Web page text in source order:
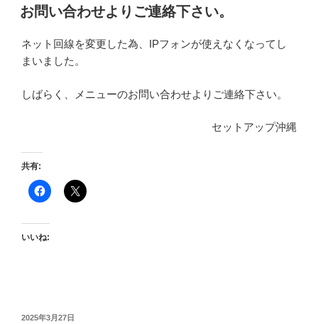
稿
日:
お問い合わせよりご連絡下さい。
ネット回線を変更した為、IPフォンが使えなくなってし
まいました。
しばらく、メニューのお問い合わせよりご連絡下さい。
セットアップ沖縄
共有:
いいね:
投
2025年3月27日